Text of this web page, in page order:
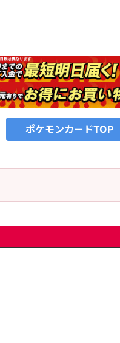
ポケモンカードTOP